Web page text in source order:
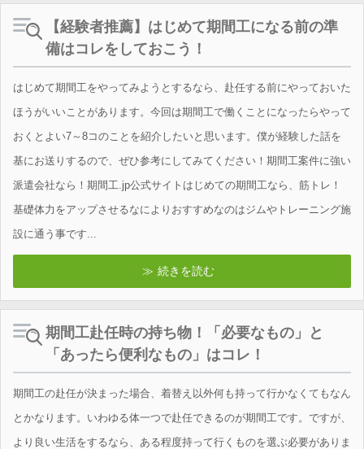
【経験者推薦】はじめて期間工になる前の準
備はコレをしておこう！
はじめて期間工をやってみようとするなら、赴任する前にやっておいた
ほうがいいことがあります。今回は期間工で働くことになったらやって
おくとよい7～8コのことを紹介したいと思います。僕が経験した話を
基にお送りするので、ぜひ参考にしてみてください！期間工案件に強い
派遣会社なら！期間工.jp公式サイトはじめての期間工なら、筋トレ！
基礎体力をアップさせるなによりおすすめなのはジムやトレーニング施
設に通う事です...
続きを読む
期間工赴任時の持ち物！「必要なもの」と
「あったら便利なもの」はコレ！
期間工の赴任が決まった場合、着替え以外何も持って行かなくてもなん
とかなります。いわゆる体一つで赴任できるのが期間工です。ですが、
より良い生活をするなら、ある程度持って行くものを選ぶ必要がありま